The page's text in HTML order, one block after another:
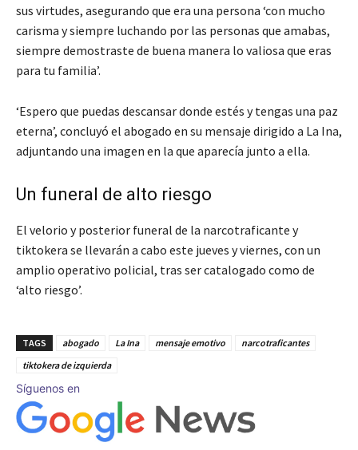
sus virtudes, asegurando que era una persona ‘con mucho
carisma y siempre luchando por las personas que amabas,
siempre demostraste de buena manera lo valiosa que eras
para tu familia’.
‘Espero que puedas descansar donde estés y tengas una paz
eterna’, concluyó el abogado en su mensaje dirigido a La Ina,
adjuntando una imagen en la que aparecía junto a ella.
Un funeral de alto riesgo
El velorio y posterior funeral de la narcotraficante y
tiktokera se llevarán a cabo este jueves y viernes, con un
amplio operativo policial, tras ser catalogado como de
‘alto riesgo’.
TAGS abogado La Ina mensaje emotivo
narcotraficantes
tiktokera de izquierda
Síguenos en